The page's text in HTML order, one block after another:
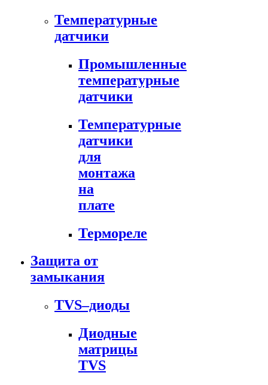
Температурные
датчики
Промышленные
температурные
датчики
Температурные
датчики
для
монтажа
на
плате
Термореле
Защита от
замыкания
TVS–диоды
Диодные
матрицы
TVS